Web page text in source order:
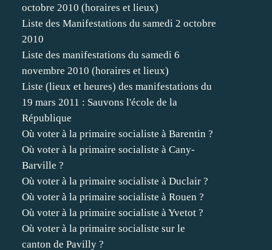
octobre 2010 (horaires et lieux)
Liste des Manifestations du samedi 2 octobre
2010
Liste des manifestations du samedi 6
novembre 2010 (horaires et lieux)
Liste (lieux et heures) des manifestations du
19 mars 2011 : Sauvons l'école de la
République
Où voter à la primaire socialiste à Barentin ?
Où voter à la primaire socialiste à Cany-
Barville ?
Où voter à la primaire socialiste à Duclair ?
Où voter à la primaire socialiste à Rouen ?
Où voter à la primaire socialiste à Yvetot ?
Où voter à la primaire socialiste sur le
canton de Pavilly ?